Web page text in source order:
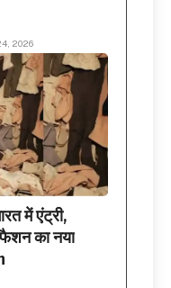
2026
में एंट्री,
का नया